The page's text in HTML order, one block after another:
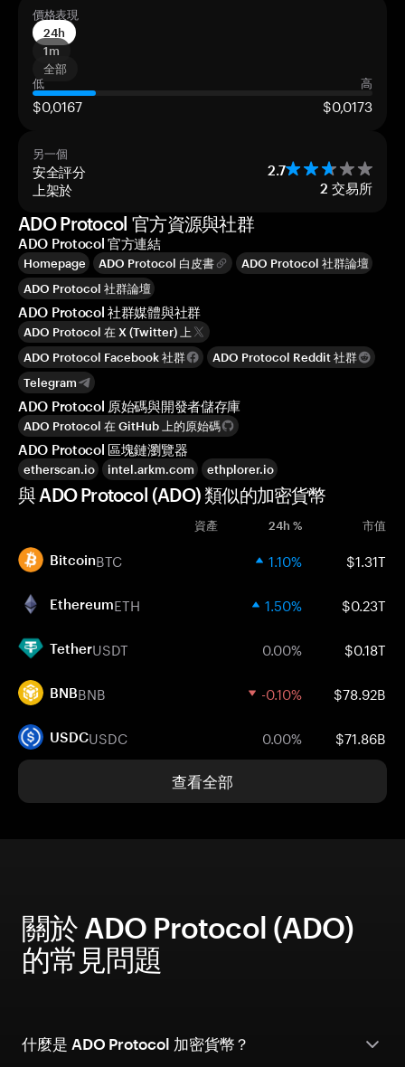
價格表現
24h
1m
全部
低
高
$0,0167 $0,0173
另一個
安全評分 2.7
上架於 2 交易所
ADO Protocol 官方資源與社群
ADO Protocol 官方連結
Homepage ADO Protocol 白皮書
ADO Protocol 社群論壇
ADO Protocol 社群論壇
ADO Protocol 社群媒體與社群
ADO Protocol 在 X (Twitter) 上
ADO Protocol Facebook 社群
ADO Protocol Reddit 社群
Telegram
ADO Protocol 原始碼與開發者儲存庫
ADO Protocol 在 GitHub 上的原始碼
ADO Protocol 區塊鏈瀏覽器
etherscan.io intel.arkm.com ethplorer.io
與 ADO Protocol (ADO) 類似的加密貨幣
資產 24h % 市值
BitcoinBTC 1.10% $1.31T
EthereumETH 1.50% $0.23T
TetherUSDT 0.00% $0.18T
BNBBNB -0.10% $78.92B
USDCUSDC 0.00% $71.86B
查看全部
關於 ADO Protocol (ADO)
的常見問題
什麼是 ADO Protocol 加密貨幣？